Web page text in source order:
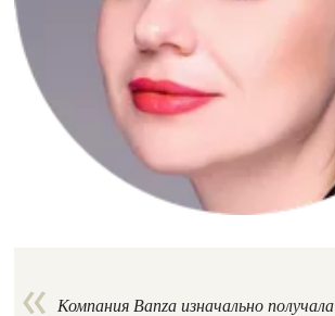
Компания Banza изначально получала